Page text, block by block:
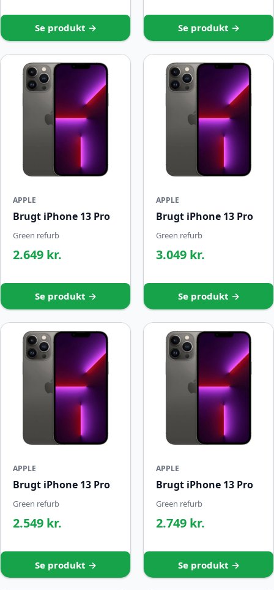
Se produkt → Se produkt →
APPLE
Brugt iPhone 13 Pro
Green refurb
2.649 kr.
Se produkt →
APPLE
Brugt iPhone 13 Pro
Green refurb
3.049 kr.
Se produkt →
APPLE
Brugt iPhone 13 Pro
Green refurb
2.549 kr.
Se produkt →
APPLE
Brugt iPhone 13 Pro
Green refurb
2.749 kr.
Se produkt →